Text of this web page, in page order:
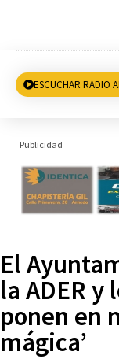
ESCUCHAR RADIO
Publicidad
El
la ADER
ponen en
mágica’